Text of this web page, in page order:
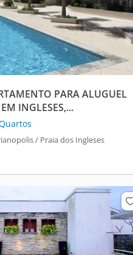
PARA ALUGUEL
INGLESES,...
/ Praia dos Ingleses